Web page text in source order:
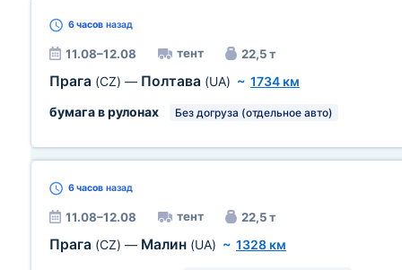
6 часов назад
11.08–12.08 тент 22,5 т
Прага (CZ) — Полтава (UA) ~ 1734 км
бумага в рулонах
Без догруза (отдельное авто)
6 часов назад
11.08–12.08 тент 22,5 т
Прага (CZ) — Малин (UA) ~ 1328 км